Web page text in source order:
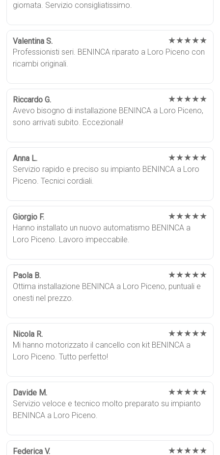
giornata. Servizio consigliatissimo.
Valentina S. ★★★★★
Professionisti seri. BENINCA riparato a Loro Piceno con
ricambi originali.
Riccardo G. ★★★★★
Avevo bisogno di installazione BENINCA a Loro Piceno,
sono arrivati subito. Eccezionali!
Anna L. ★★★★★
Servizio rapido e preciso su impianto BENINCA a Loro
Piceno. Tecnici cordiali.
Giorgio F. ★★★★★
Hanno installato un nuovo automatismo BENINCA a
Loro Piceno. Lavoro impeccabile.
Paola B. ★★★★★
Ottima installazione BENINCA a Loro Piceno, puntuali e
onesti nel prezzo.
Nicola R. ★★★★★
Mi hanno motorizzato il cancello con kit BENINCA a
Loro Piceno. Tutto perfetto!
Davide M. ★★★★★
Servizio veloce e tecnico molto preparato su impianto
BENINCA a Loro Piceno.
Federica V. ★★★★★